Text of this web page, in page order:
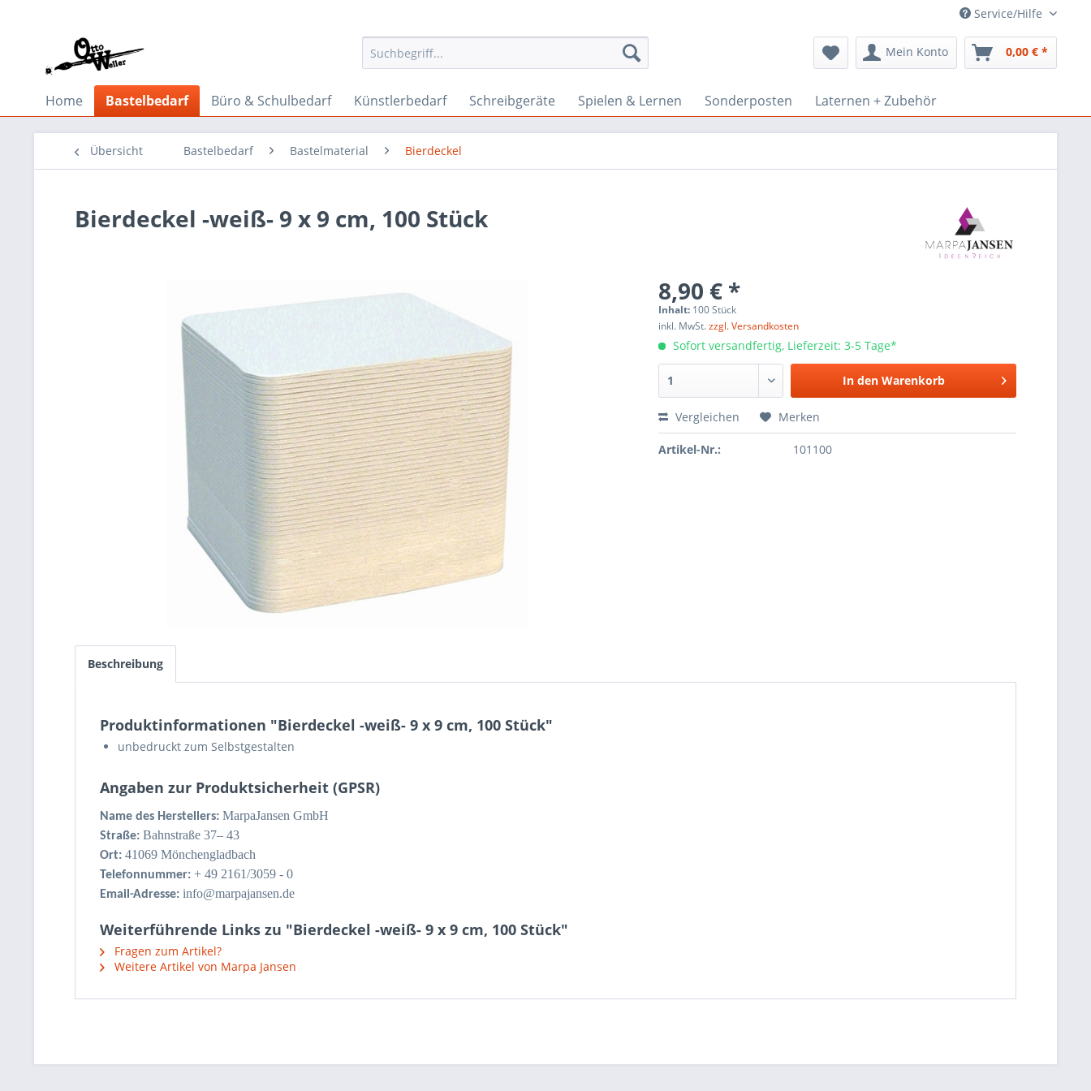
Service/Hilfe
Mein Konto 0,00 € *
Home Bastelbedarf Büro & Schulbedarf Künstlerbedarf Schreibgeräte Spielen & Lernen Sonderposten Laternen + Zubehör
Übersicht Bastelbedarf Bastelmaterial Bierdeckel
Bierdeckel -weiß- 9 x 9 cm, 100 Stück
8,90 € *
Inhalt: 100 Stück
inkl. MwSt.zzgl. Versandkosten
Sofort versandfertig, Lieferzeit: 3-5 Tage*
In den Warenkorb
Vergleichen Merken
Artikel-Nr.: 101100
Beschreibung
Produktinformationen "Bierdeckel -weiß- 9 x 9 cm, 100 Stück"
unbedruckt zum Selbstgestalten
Angaben zur Produktsicherheit (GPSR)
Name des Herstellers: MarpaJansen GmbH
Straße: Bahnstraße 37– 43
Ort: 41069 Mönchengladbach
Telefonnummer: + 49 2161/3059 - 0
Email-Adresse: info@marpajansen.de
Weiterführende Links zu "Bierdeckel -weiß- 9 x 9 cm, 100 Stück"
Fragen zum Artikel?
Weitere Artikel von Marpa Jansen